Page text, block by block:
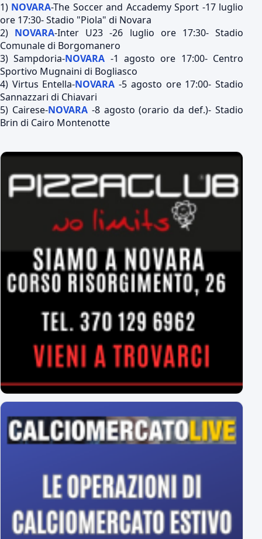
1) NOVARA-The Soccer and Accademy Sport -17 luglio
ore 17:30- Stadio "Piola" di Novara
2) NOVARA-Inter U23 -26 luglio ore 17:30- Stadio
Comunale di Borgomanero
3) Sampdoria-NOVARA -1 agosto ore 17:00- Centro
Sportivo Mugnaini di Bogliasco
4) Virtus Entella-NOVARA -5 agosto ore 17:00- Stadio
Sannazzari di Chiavari
5) Cairese-NOVARA-8 agosto (orario da def.)- Stadio
Brin di Cairo Montenotte